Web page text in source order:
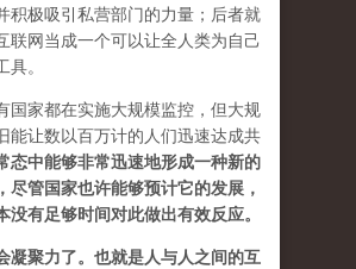
积极吸引私营部门的力量；后者就
联网当成一个可以让全人类为自己
具。
国家都在实施大规模监控，但大规
能让数以百万计的人们迅速达成共
态中能够非常迅速地形成一种新的
尽管国家也许能够预计它的发展，
没有足够时间对此做出有效反应。
凝聚力了。也就是人与人之间的互